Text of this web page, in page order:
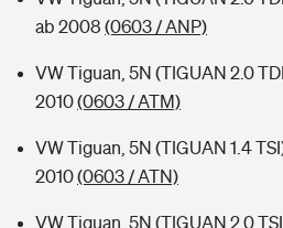
ab 2008 (0603 / ANP)
VW Tiguan, 5N (TIGUAN 2.0
2010(0603 / ATM)
VW Tiguan, 5N (TIGUAN 1.4
2010(0603 / ATN)
VW Tiguan, 5N (TIGUAN 2.0